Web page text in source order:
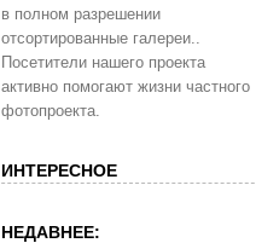
в полном разрешении
отсортированные галереи..
Посетители нашего проекта
активно помогают жизни частного
фотопроекта.
ИНТЕРЕСНОЕ
НЕДАВНЕЕ: